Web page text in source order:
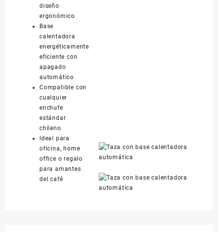
diseño
ergonómico
Base
calentadora
energéticamente
eficiente con
apagado
automático
Compatible con
cualquier
enchufe
estándar
chileno
Ideal para
oficina, home
office o regalo
para amantes
del café